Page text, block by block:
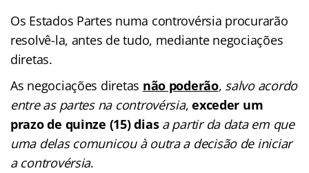
Os Estados Partes numa controvérsia procurarão
resolvê-la, antes de tudo, mediante negociações
diretas.
As negociações diretas não poderão, salvo acordo
entre as partes na controvérsia,exceder um
prazo de quinze (15) dias a partir da data em que
uma delas comunicou à outra a decisão de iniciar
a controvérsia.